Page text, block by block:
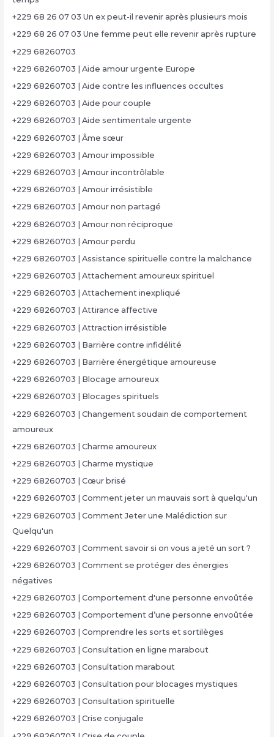
+229 68 26 07 03 Un ex peut-il revenir après plusieurs mois
+229 68 26 07 03 Une femme peut elle revenir après rupture
+229 68260703
+229 68260703 | Aide amour urgente Europe
+229 68260703 | Aide contre les influences occultes
+229 68260703 | Aide pour couple
+229 68260703 | Aide sentimentale urgente
+229 68260703 | Âme sœur
+229 68260703 | Amour impossible
+229 68260703 | Amour incontrôlable
+229 68260703 | Amour irrésistible
+229 68260703 | Amour non partagé
+229 68260703 | Amour non réciproque
+229 68260703 | Amour perdu
+229 68260703 | Assistance spirituelle contre la malchance
+229 68260703 | Attachement amoureux spirituel
+229 68260703 | Attachement inexpliqué
+229 68260703 | Attirance affective
+229 68260703 | Attraction irrésistible
+229 68260703 | Barrière contre infidélité
+229 68260703 | Barrière énergétique amoureuse
+229 68260703 | Blocage amoureux
+229 68260703 | Blocages spirituels
+229 68260703 | Changement soudain de comportement
amoureux
+229 68260703 | Charme amoureux
+229 68260703 | Charme mystique
+229 68260703 | Cœur brisé
+229 68260703 | Comment jeter un mauvais sort à quelqu'un
+229 68260703 | Comment Jeter une Malédiction sur
Quelqu'un
+229 68260703 | Comment savoir si on vous a jeté un sort ?
+229 68260703 | Comment se protéger des énergies
négatives
+229 68260703 | Comportement d'une personne envoûtée
+229 68260703 | Comportement d’une personne envoûtée
+229 68260703 | Comprendre les sorts et sortilèges
+229 68260703 | Consultation en ligne marabout
+229 68260703 | Consultation marabout
+229 68260703 | Consultation pour blocages mystiques
+229 68260703 | Consultation spirituelle
+229 68260703 | Crise conjugale